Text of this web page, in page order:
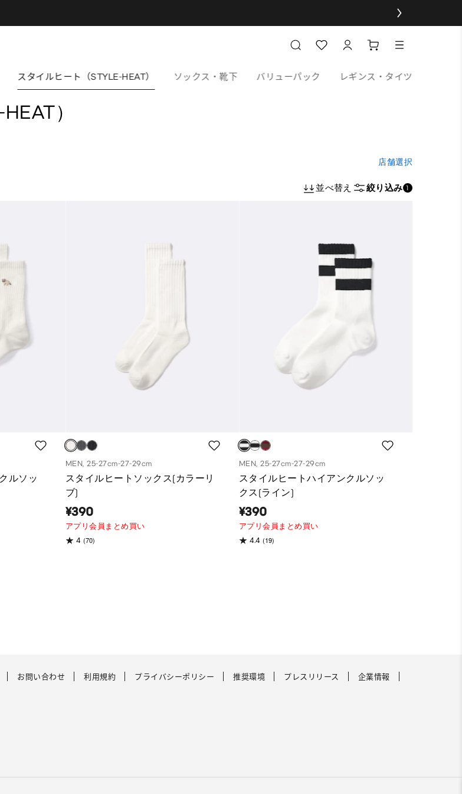
スタイルヒート（STYLE-HEAT） ソックス・靴下 バリューパック レギンス・タイツ
）
店舗選択
並べ替え 絞り込み 1
ルソッ
MEN, 25-27cm-27-29cm
スタイルヒートソックス(カラーリ
ブ)
¥390
アプリ会員まとめ買い
4 (70)
MEN, 25-27cm-27-29cm
スタイルヒートハイアンクルソッ
クス(ライン)
¥390
アプリ会員まとめ買い
4.4 (19)
お問い合わせ 利用規約 プライバシーポリシー 推奨環境 プレスリリース
企業情報